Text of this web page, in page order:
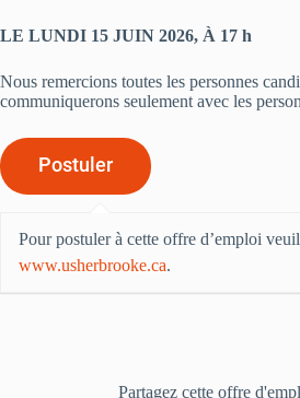
LE LUNDI 15 JUIN 2026, À 17 h
Nous remercions toutes les personnes
communiquerons seulement avec les
Pour postuler à cette offre d’emploi
www.usherbrooke.ca.
Partagez cette offre